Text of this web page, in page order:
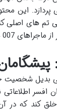
این
تم های اصلی
007 دست یابد.
بدیل شخصیت
خلق کند که